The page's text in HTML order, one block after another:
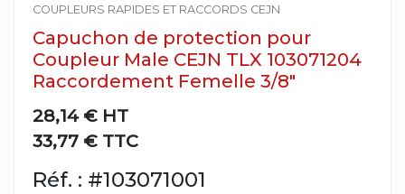
COUPLEURS RAPIDES ET RACCORDS CEJN
Capuchon de protection pour
Coupleur Male CEJN TLX 103071204
Raccordement Femelle 3/8"
28,14 € HT
33,77 € TTC
Réf. : #103071001